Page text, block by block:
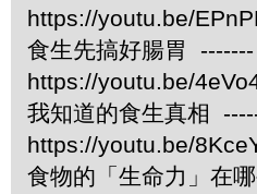
https://youtu.be/
食生先搞好腸胃
https://youtu.be/
我知道的食生真相
https://youtu.be/
食物的「生命力」在